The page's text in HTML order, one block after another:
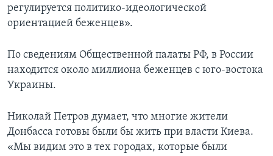
регулируется политико-идеологической
ориентацией беженцев».
По сведениям Общественной палаты РФ, в России
находится около миллиона беженцев с юго-востока
Украины.
Николай Петров думает, что многие жители
Донбасса готовы были бы жить при власти Киева.
«Мы видим это в тех городах, которые были